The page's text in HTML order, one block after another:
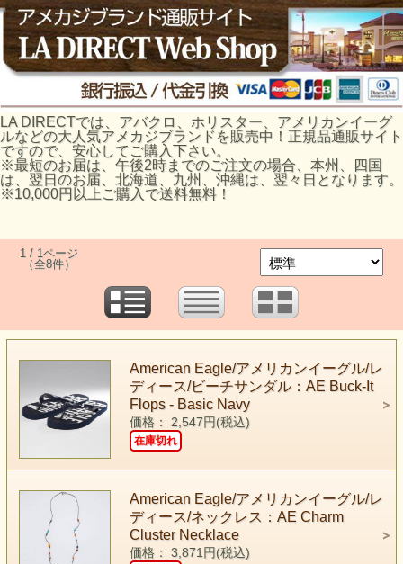
LA DIRECTでは、アバクロ、ホリスター、アメリカンイーグ
ルなどの大人気アメカジブランドを販売中！正規品通販サイト
ですので、安心してご購入下さい。
※最短のお届は、午後2時までのご注文の場合、本州、四国
は、翌日のお届、北海道、九州、沖縄は、翌々日となります。
※10,000円以上ご購入で送料無料！
1 / 1ページ
（全8件）
American Eagle/アメリカンイーグル/レ
ディース/ビーチサンダル：AE Buck-It
Flops - Basic Navy
価格： 2,547円(税込)
在庫切れ
American Eagle/アメリカンイーグル/レ
ディース/ネックレス：AE Charm
Cluster Necklace
価格： 3,871円(税込)